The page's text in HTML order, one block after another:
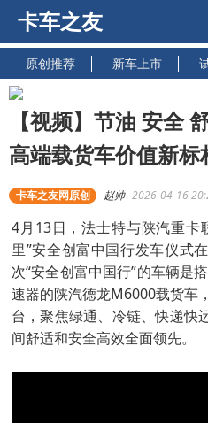
卡车之友
原创推荐 新车上市
【视频】节油 安全
高端载货车价值新标
卡车之友网原创 赵帅 2026-04-16
4月13日，法士特与陕汽重卡
里”安全创富中国行发车仪式
次“安全创富中国行”的车辆是
速器的陕汽德龙M6000载货车
台，聚焦绿通、冷链、快递快
间舒适和安全高效全面领先。